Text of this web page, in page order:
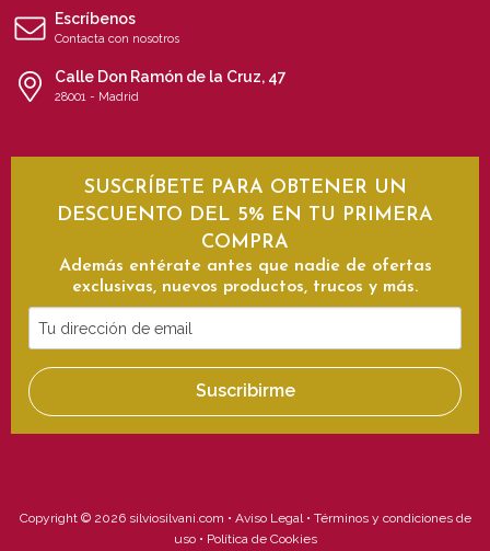
Escríbenos
Contacta con nosotros
Calle Don Ramón de la Cruz, 47
28001 - Madrid
SUSCRÍBETE PARA OBTENER UN
DESCUENTO DEL 5% EN TU PRIMERA
COMPRA
Además entérate antes que nadie de ofertas
exclusivas, nuevos productos, trucos y más.
Tu
dirección
de
email
Suscribirme
Copyright © 2026 silviosilvani.com • Aviso Legal• Términos y condiciones de
uso• Política de Cookies